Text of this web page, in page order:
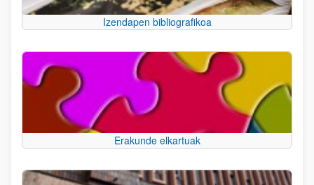
Izendapen bibliografikoa
Erakunde elkartuak